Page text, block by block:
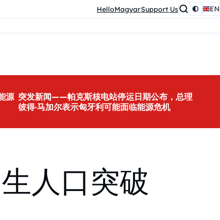
HelloMagyarSupport Us EN
源 突发新闻——帕克斯核电站停运日期公布，总理
彼得·马加尔表示匈牙利可能面临能源危机
人口突破